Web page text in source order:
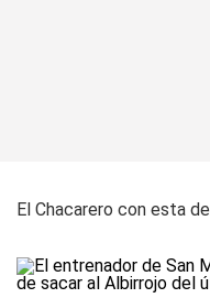
El Chacarero con esta